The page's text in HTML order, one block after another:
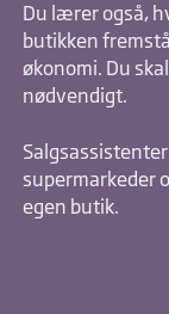
Du lærer også,
butikken
økonomi. Du
nødvendigt.
supermarkeder
egen butik.